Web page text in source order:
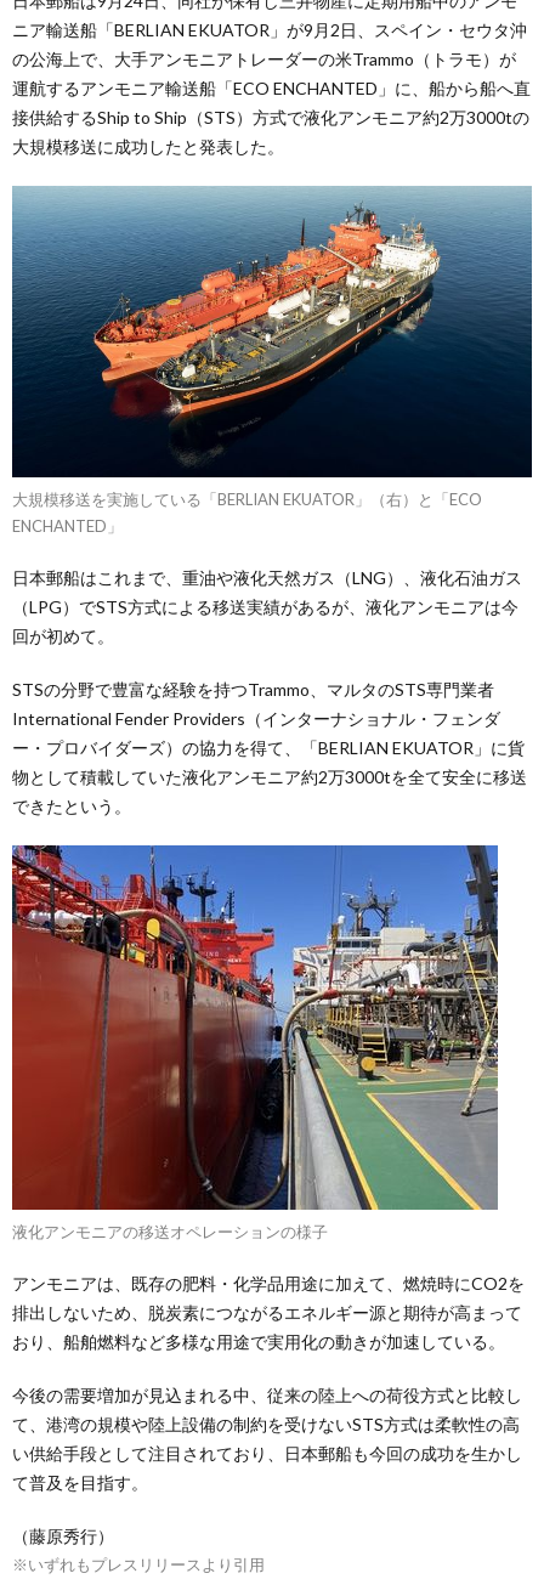
ニア輸送船「BERLIAN EKUATOR」が9月2日、スペイン・セウタ沖
の公海上で、大手アンモニアトレーダーの米Trammo（トラモ）が
運航するアンモニア輸送船「ECO ENCHANTED」に、船から船へ直
接供給するShip to Ship（STS）方式で液化アンモニア約2万3000tの
大規模移送に成功したと発表した。
大規模移送を実施している「BERLIAN EKUATOR」（右）と「ECO
ENCHANTED」
日本郵船はこれまで、重油や液化天然ガス（LNG）、液化石油ガス
（LPG）でSTS方式による移送実績があるが、液化アンモニアは今
回が初めて。
STSの分野で豊富な経験を持つTrammo、マルタのSTS専門業者
International Fender Providers（インターナショナル・フェンダ
ー・プロバイダーズ）の協力を得て、「BERLIAN EKUATOR」に貨
物として積載していた液化アンモニア約2万3000tを全て安全に移送
できたという。
液化アンモニアの移送オペレーションの様子
アンモニアは、既存の肥料・化学品用途に加えて、燃焼時にCO2を
排出しないため、脱炭素につながるエネルギー源と期待が高まって
おり、船舶燃料など多様な用途で実用化の動きが加速している。
今後の需要増加が見込まれる中、従来の陸上への荷役方式と比較し
て、港湾の規模や陸上設備の制約を受けないSTS方式は柔軟性の高
い供給手段として注目されており、日本郵船も今回の成功を生かし
て普及を目指す。
（藤原秀行）
※いずれもプレスリリースより引用